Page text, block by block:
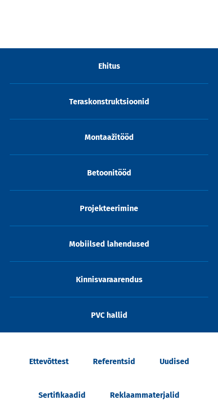
Ehitus
Teraskonstruktsioonid
Montaažitööd
Betoonitööd
Projekteerimine
Mobiilsed lahendused
Kinnisvaraarendus
PVC hallid
Ettevõttest Referentsid Uudised
Sertifikaadid Reklaammaterjalid